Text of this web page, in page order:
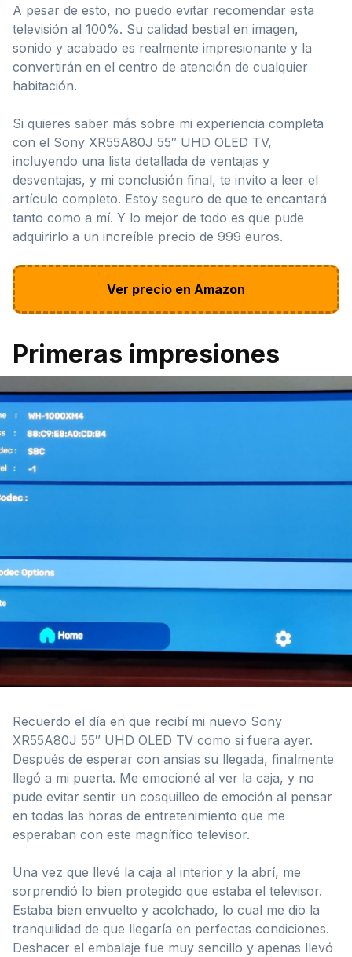
A pesar de esto, no puedo evitar recomendar esta
televisión al 100%. Su calidad bestial en imagen,
sonido y acabado es realmente impresionante y la
convertirán en el centro de atención de cualquier
habitación.
Si quieres saber más sobre mi experiencia completa
con el Sony XR55A80J 55″ UHD OLED TV,
incluyendo una lista detallada de ventajas y
desventajas, y mi conclusión final, te invito a leer el
artículo completo. Estoy seguro de que te encantará
tanto como a mí. Y lo mejor de todo es que pude
adquirirlo a un increíble precio de 999 euros.
Ver precio en Amazon
Primeras impresiones
Recuerdo el día en que recibí mi nuevo Sony
XR55A80J 55″ UHD OLED TV como si fuera ayer.
Después de esperar con ansias su llegada, finalmente
llegó a mi puerta. Me emocioné al ver la caja, y no
pude evitar sentir un cosquilleo de emoción al pensar
en todas las horas de entretenimiento que me
esperaban con este magnífico televisor.
Una vez que llevé la caja al interior y la abrí, me
sorprendió lo bien protegido que estaba el televisor.
Estaba bien envuelto y acolchado, lo cual me dio la
tranquilidad de que llegaría en perfectas condiciones.
Deshacer el embalaje fue muy sencillo y apenas llevó